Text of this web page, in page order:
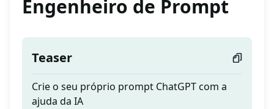
Engenheiro de Prompt
Teaser
Crie o seu próprio prompt ChatGPT com a
ajuda da IA